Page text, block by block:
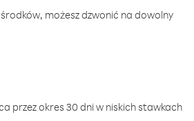
możesz dzwonić na dowolny
przez okres 30 dni w niskich stawkach